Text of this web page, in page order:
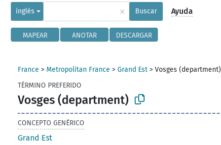
inglés × Buscar Ayuda
MAPEAR ANOTAR DESCARGAR
France > Metropolitan France >Grand Est >Vosges (department)
TÉRMINO PREFERIDO
Vosges (department)
CONCEPTO GENÉRICO
Grand Est